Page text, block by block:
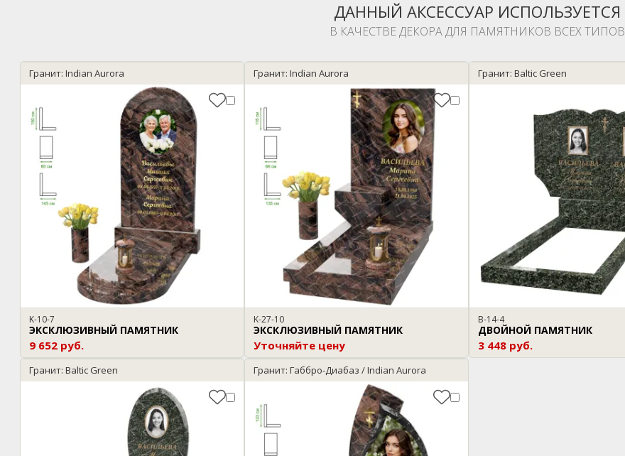
ДАННЫЙ АКСЕССУАР ИСПОЛЬЗУЕТСЯ
В КАЧЕСТВЕ ДЕКОРА ДЛЯ ПАМЯТНИКОВ ВСЕХ ТИПОВ
Гранит: Indian Aurora
K-10-7
ЭКСКЛЮЗИВНЫЙ ПАМЯТНИК
9 652 руб.
Гранит: Indian Aurora
K-27-10
ЭКСКЛЮЗИВНЫЙ ПАМЯТНИК
Уточняйте цену
Гранит: Baltic Green
B-14-4
ДВОЙНОЙ ПАМЯТНИК
3 448 руб.
Гранит: Baltic Green Гранит: Габбро-Диабаз / Indian Aurora